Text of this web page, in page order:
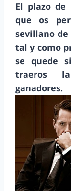
El plazo de
que os
sevillano de
tal y como
se quede
traeros
ganadores.